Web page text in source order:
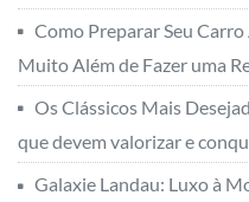
Como Preparar Seu
Muito Além de Fazer uma
Os Clássicos Mais
que devem valorizar e
Galaxie Landau: Luxo à